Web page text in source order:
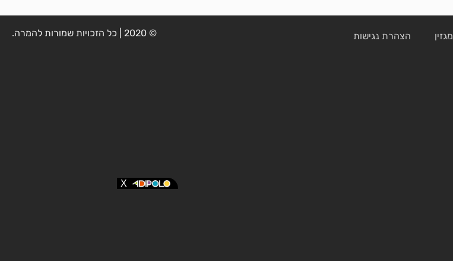
מגזין הצהרת נגישות © 2020 | כל הזכויות שמורות להמרה.